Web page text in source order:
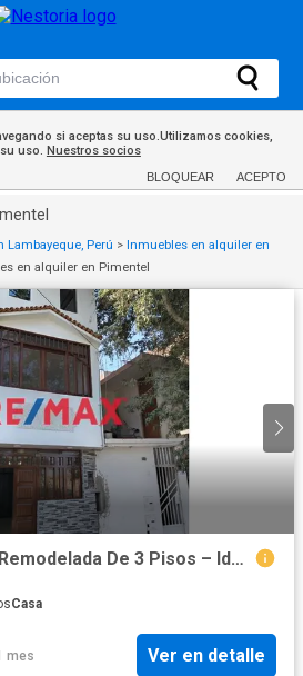
si aceptas su uso.Utilizamos cookies,
uso. Nuestros socios
BLOQUEAR ACEPTO
Lambayeque, Perú > Inmuebles en alquiler en
en alquiler en Pimentel
🔥 Alquiler De Casa Remodelada De 3 Pisos – Ideal Para Empresas Y Oficinas
Casa
mes Ver en detalle